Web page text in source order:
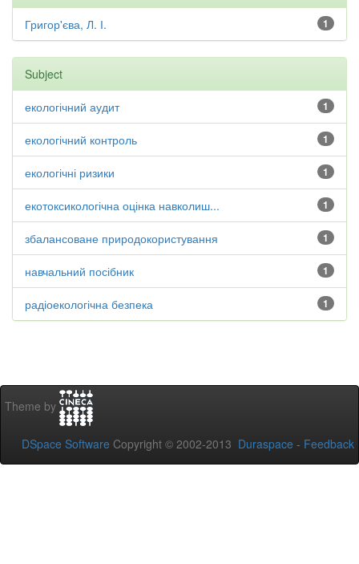
1
Григор'єва, Л. І.
Subject
1
екологічний аудит
1
екологічний контроль
1
екологічні ризики
1
екотоксикологічна оцінка навколиш...
1
збалансоване природокористування
1
навчальний посібник
1
радіоекологічна безпека
Theme by
DSpace Software Copyright © 2002-2013 Duraspace - Feedback